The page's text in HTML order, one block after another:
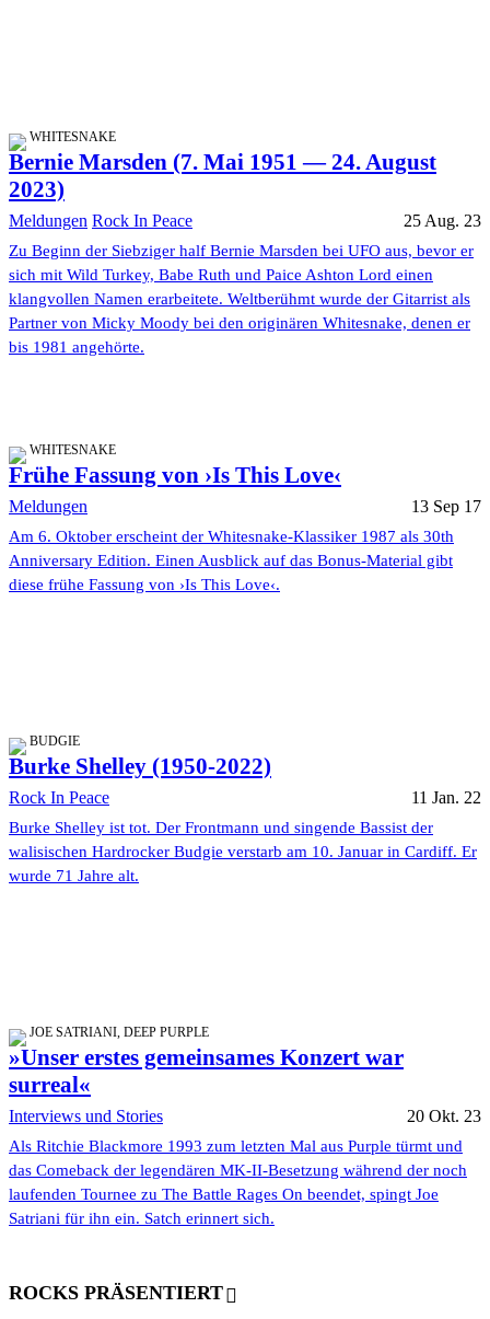
WHITESNAKE
Bernie Marsden (7. Mai 1951 — 24. August
2023)
Meldungen Rock In Peace 25 Aug. 23
Zu Beginn der Siebziger half Bernie Marsden bei UFO aus, bevor er
sich mit Wild Turkey, Babe Ruth und Paice Ashton Lord einen
klangvollen Namen erarbeitete. Weltberühmt wurde der Gitarrist als
Partner von Micky Moody bei den originären Whitesnake, denen er
bis 1981 angehörte.
WHITESNAKE
Frühe Fassung von ›Is This Love‹
Meldungen 13 Sep 17
Am 6. Oktober erscheint der Whitesnake-Klassiker 1987 als 30th
Anniversary Edition. Einen Ausblick auf das Bonus-Material gibt
diese frühe Fassung von ›Is This Love‹.
BUDGIE
Burke Shelley (1950-2022)
Rock In Peace 11 Jan. 22
Burke Shelley ist tot. Der Frontmann und singende Bassist der
walisischen Hardrocker Budgie verstarb am 10. Januar in Cardiff. Er
wurde 71 Jahre alt.
JOE SATRIANI, DEEP PURPLE
»Unser erstes gemeinsames Konzert war
surreal«
Interviews und Stories 20 Okt. 23
Als Ritchie Blackmore 1993 zum letzten Mal aus Purple türmt und
das Comeback der legendären MK-II-Besetzung während der noch
laufenden Tournee zu The Battle Rages On beendet, spingt Joe
Satriani für ihn ein. Satch erinnert sich.
ROCKS PRÄSENTIERT